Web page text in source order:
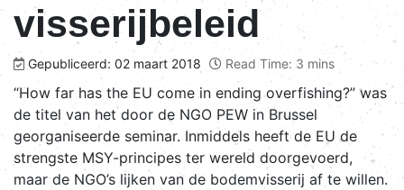
visserijbeleid
Gepubliceerd: 02 maart 2018 Read Time: 3 mins
“How far has the EU come in ending overfishing?” was
de titel van het door de NGO PEW in Brussel
georganiseerde seminar. Inmiddels heeft de EU de
strengste MSY-principes ter wereld doorgevoerd,
maar de NGO’s lijken van de bodemvisserij af te willen.